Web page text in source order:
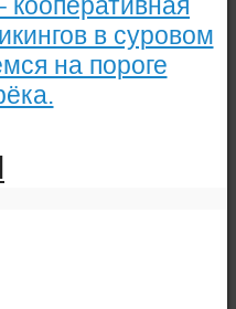
в суровом
на пороге